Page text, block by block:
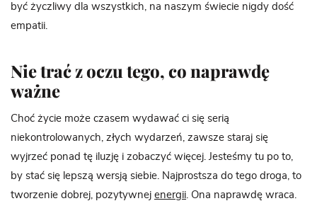
być życzliwy dla wszystkich, na naszym świecie nigdy dość
empatii.
Nie trać z oczu tego, co naprawdę
ważne
Choć życie może czasem wydawać ci się serią
niekontrolowanych, złych wydarzeń, zawsze staraj się
wyjrzeć ponad tę iluzję i zobaczyć więcej. Jesteśmy tu po to,
by stać się lepszą wersją siebie. Najprostsza do tego droga, to
tworzenie dobrej, pozytywnej energii. Ona naprawdę wraca.